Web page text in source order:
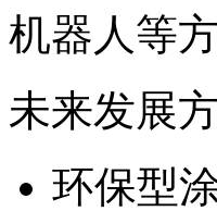
机器人等
未来发展
环保型